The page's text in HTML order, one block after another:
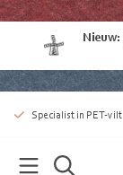
Nieuw:
Specialist in PET-vilt